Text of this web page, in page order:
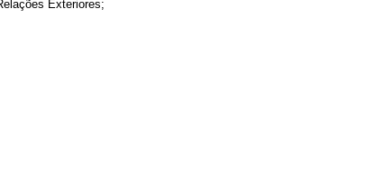
Exteriores;